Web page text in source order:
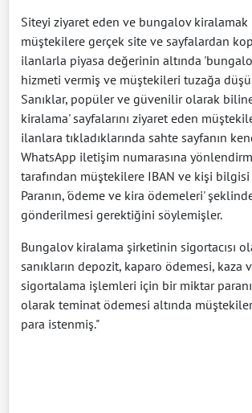
Siteyi ziyaret eden ve bungalov kiralamak
müştekilere gerçek site ve sayfalardan
ilanlarla piyasa değerinin altında
hizmeti vermiş ve müştekileri tuzağa
Sanıklar, popüler ve güvenilir olarak
kiralama' sayfalarını ziyaret eden
ilanlara tıkladıklarında sahte sayfanın
WhatsApp iletişim numarasına
tarafından müştekilere IBAN ve kişi
Paranın, 'ödeme ve kira ödemeleri'
gönderilmesi gerektiğini söylemişler.
Bungalov kiralama şirketinin sigortacısı
sanıkların depozit, kaparo ödemesi, kaza
sigortalama işlemleri için bir miktar
olarak teminat ödemesi altında
para istenmiş."